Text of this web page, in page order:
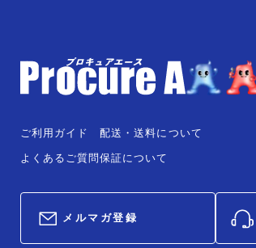
ご利用ガイド
よくあるご質問
配送・送料について
保証について
メルマガ登録